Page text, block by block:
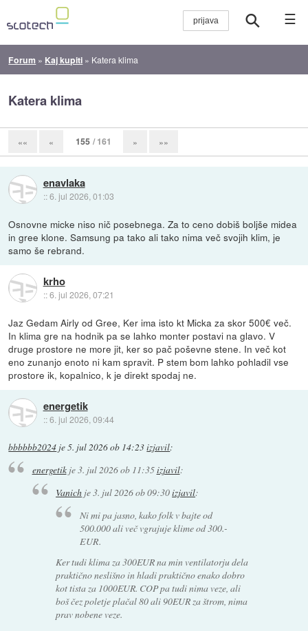
☰
Forum » Kaj kupiti » Katera klima
Katera klima
«« « 155 / 161 » »»
enavlaka
::6. jul 2026, 01:03
Osnovne micke niso nič posebnega. Za to ceno dobiš boljše midea
in gree klone. Samsung pa tako ali tako nima več svojih klim, je
samo še rebrand.
krho
::6. jul 2026, 07:21
Jaz Gedam Airly od Gree, Ker ima isto kt Micka za skor 500€ več.
In klima gre na hodnik pa se lahko monter postavi na glavo. V
druge prostore ne more jit, ker so pač poševne stene. In več kot
eno zunanjo enoto ni kam spravit. P stem bom lahko pohladil vse
prostore ik, kopalnico, k je direkt spodaj ne.
energetik
::6. jul 2026, 09:44
bbbbbb2024 je5. jul 2026 ob 14:23izjavil:
energetikje3. jul 2026 ob 11:35izjavil:
Vanich je3. jul 2026 ob 09:30izjavil:
Ni mi pa jasno, kako folk v bajte od
500.000 ali več vgrajuje klime od 300.-
EUR.
Ker tudi klima za 300EUR na min ventilatorju dela
praktično neslišno in hladi praktično enako dobro
kot tista za 1000EUR. COP pa tudi nima veze, ali
boš čez poletje plačal 80 ali 90EUR za štrom, nima
prav nobene veze.